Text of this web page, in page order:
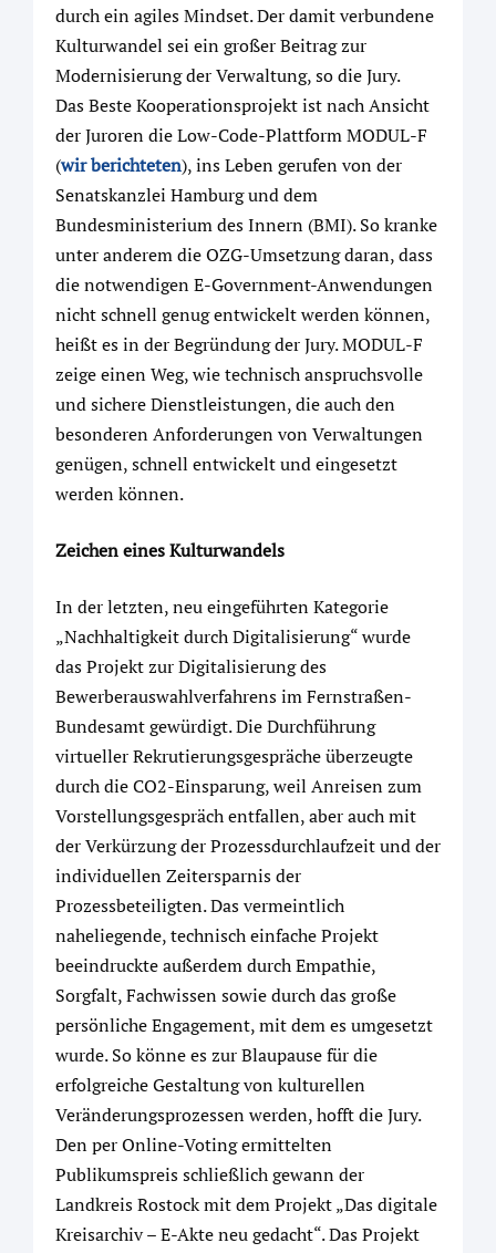
durch ein agiles Mindset. Der damit verbundene
Kulturwandel sei ein großer Beitrag zur
Modernisierung der Verwaltung, so die Jury.
Das Beste Kooperationsprojekt ist nach Ansicht
der Juroren die Low-Code-Plattform MODUL-F
(wir berichteten), ins Leben gerufen von der
Senatskanzlei Hamburg und dem
Bundesministerium des Innern (BMI). So kranke
unter anderem die OZG-Umsetzung daran, dass
die notwendigen E-Government-Anwendungen
nicht schnell genug entwickelt werden können,
heißt es in der Begründung der Jury. MODUL-F
zeige einen Weg, wie technisch anspruchsvolle
und sichere Dienstleistungen, die auch den
besonderen Anforderungen von Verwaltungen
genügen, schnell entwickelt und eingesetzt
werden können.
Zeichen eines Kulturwandels
In der letzten, neu eingeführten Kategorie
„Nachhaltigkeit durch Digitalisierung“ wurde
das Projekt zur Digitalisierung des
Bewerberauswahlverfahrens im Fernstraßen-
Bundesamt gewürdigt. Die Durchführung
virtueller Rekrutierungsgespräche überzeugte
durch die CO2-Einsparung, weil Anreisen zum
Vorstellungsgespräch entfallen, aber auch mit
der Verkürzung der Prozessdurchlaufzeit und der
individuellen Zeitersparnis der
Prozessbeteiligten. Das vermeintlich
naheliegende, technisch einfache Projekt
beeindruckte außerdem durch Empathie,
Sorgfalt, Fachwissen sowie durch das große
persönliche Engagement, mit dem es umgesetzt
wurde. So könne es zur Blaupause für die
erfolgreiche Gestaltung von kulturellen
Veränderungsprozessen werden, hofft die Jury.
Den per Online-Voting ermittelten
Publikumspreis schließlich gewann der
Landkreis Rostock mit dem Projekt „Das digitale
Kreisarchiv – E-Akte neu gedacht“. Das Projekt